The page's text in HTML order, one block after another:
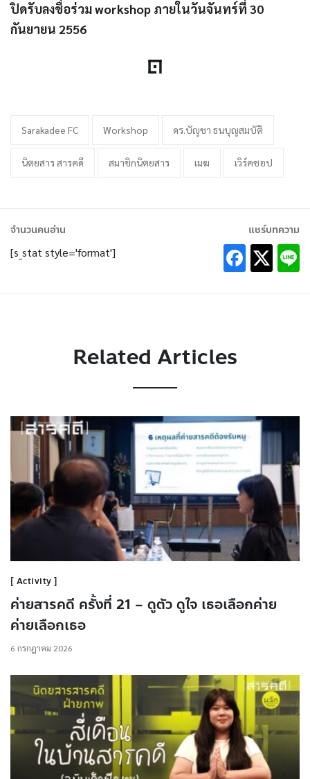
ปิดรับลงชื่อร่วม workshop ภายในวันจันทร์ที่ 30
กันยายน 2556
Sarakadee FC Workshop ดร.บัญชา ธนบุญสมบัติ
นิตยสาร สารคดี สมาชิกนิตยสาร เมฆ เวิร์คชอป
จำนวนคนอ่าน
[s_stat style='format']
แชร์บทความ
Related Articles
Activity
ค่ายสารคดี ครั้งที่ 21 – ดูตัว ดูใจ เธอเลือกค่าย
ค่ายเลือกเธอ
6 กรกฎาคม 2026